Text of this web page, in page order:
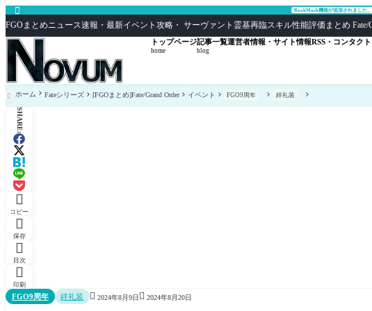
 BookMark機能が追加されました。
FGOまとめニュース速報・最新イベント攻略・ サーヴァント霊基再臨スキル性能評価まとめ Fate/
トップページ
home
記事一覧
blog
運営者情報・サイト情報RSS・コンタク
 ホーム Fateシリーズ [FGOまとめ]Fate/Grand Order イベント FGO9周年 絆礼装
SHARE:

コピー

保存

目次

印刷
FGO9周年 絆礼装  2024年8月9日  2024年8月20日